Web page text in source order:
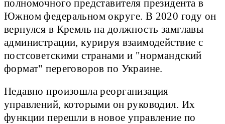
полномочного представителя президента в
Южном федеральном округе. В 2020 году он
вернулся в Кремль на должность замглавы
администрации, курируя взаимодействие с
постсоветскими странами и "нормандский
формат" переговоров по Украине.
Недавно произошла реорганизация
управлений, которыми он руководил. Их
функции перешли в новое управление по